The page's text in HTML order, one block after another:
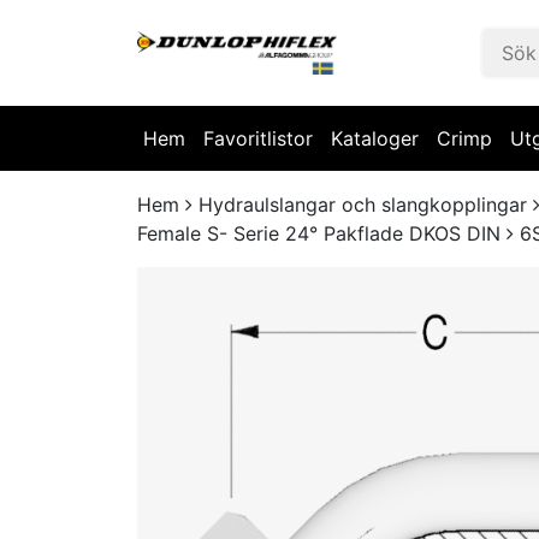
Hem Favoritlistor Kataloger Crimp
Hem
Hydraulslangar och slangkopplingar
Female S- Serie 24° Pakflade DKOS DIN